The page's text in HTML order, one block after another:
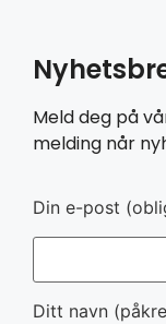
Meld deg på
melding når
Din e-post
Ditt navn